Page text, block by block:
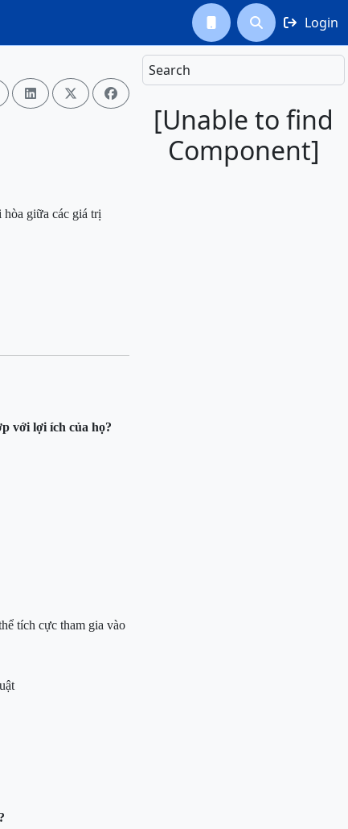
  Login
Search
[Unable to find
Component]
  
giữa các giá trị
với lợi ích của họ?
tích cực tham gia vào